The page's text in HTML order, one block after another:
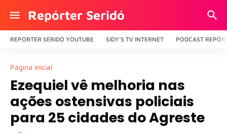
Repórter Seridó
REPÓRTER SERIDÓ YOUTUBE SIDY'S TV INTERNET PODCAST
Página inicial
Ezequiel vê melhoria nas
ações ostensivas policiais
para 25 cidades do Agreste